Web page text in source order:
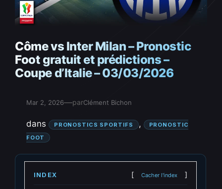
Côme vs Inter Milan – Pronostic
Foot gratuit et prédictions –
Coupe d’Italie – 03/03/2026
Mar 2, 2026—parClément Bichon
dans PRONOSTICS SPORTIFS ,
PRONOSTIC
FOOT
INDEX Cacher l'index